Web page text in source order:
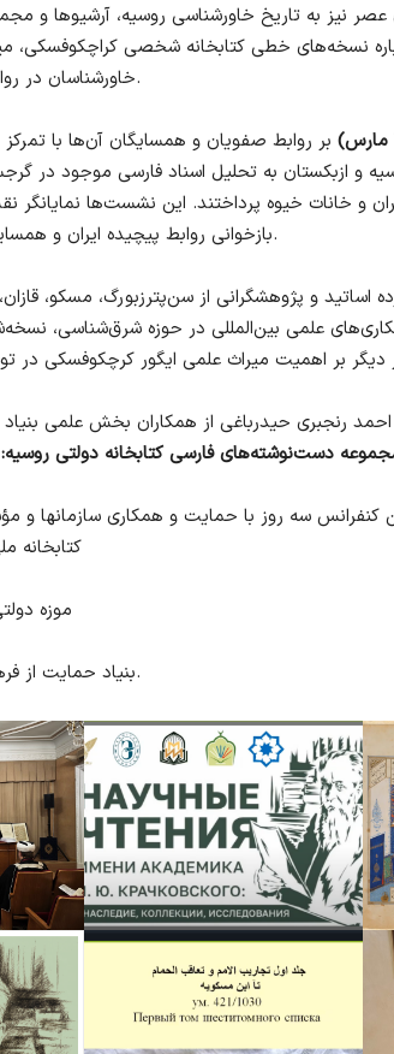
عصر نیز به تاریخ خاورشناسی روسیه، آرشیوها
نسخه‌های خطی کتابخانه شخصی کراچکوفسکی،
خاورشناسان در روابط روسیه و آفریقا ارائه شد.
بر روابط صفویان و همسایگان آن‌ها با تمرکز
و ازبکستان به تحلیل اسناد فارسی موجود در
و خانات خیوه پرداختند. این نشست‌ها نمایانگر
بازخوانی روابط پیچیده ایران و همسایگانش در قرون گذشته بود.
اساتید و پژوهشگرانی از سن‌پترزبورگ، مسکو،
علمی بین‌المللی در حوزه شرق‌شناسی،
رنجبری حیدرباغی از همکاران بخش علمی بنیاد
دست‌نوشته‌های فارسی کتابخانه دولتی
کتابخانه
موزه
بنیاد حمایت از فرهنگ، علم و آموزش اسلامی.